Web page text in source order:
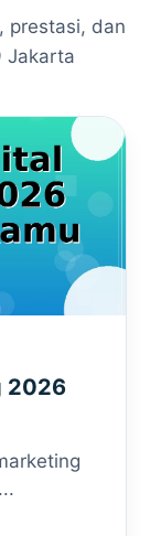
prestasi, dan
Jakarta
2026